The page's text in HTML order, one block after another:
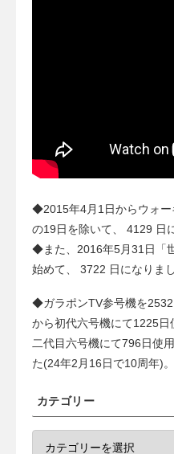
◆2015年4月1日からウォー
の19日を除いて、 4129 日
◆また、2016年5月31日「
始めて、 3722 日になりま
◆ガラポンTV参号機を
から初代六号機にて1225
二代目六号機にて796日使
た(24年2月16日で10周年)。
カテゴリー